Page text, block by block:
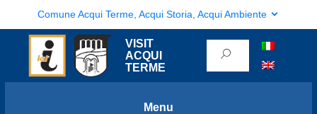
Comune Acqui Terme, Acqui Storia, Acqui Ambiente
VISIT
ACQUI
TERME
Menu